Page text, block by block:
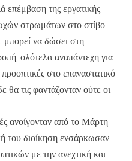
επέμβαση της εργατικής
στρωμάτων στο στίβο
μπορεί να δώσει στη
ολότελα αναπάντεχη για
προοπτικές στο επαναστατικό
θα τις φαντάζονταν ούτε οι
ανοίγονταν από το Μάρτη
του διοίκηση ενσάρκωσαν
με την ανεχτική και